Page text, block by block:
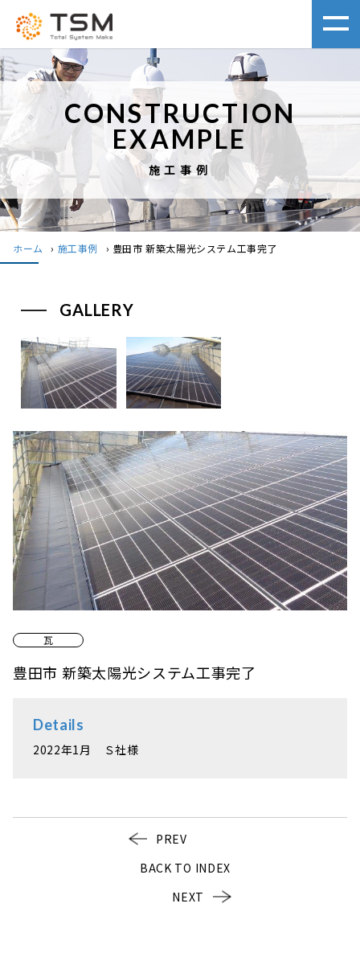
CONSTRUCTION
EXAMPLE
施工事例
ホーム › 施工事例 › 豊田市 新築太陽光システム工事完了
瓦
豊田市 新築太陽光システム工事完了
Details
2022年1月 Ｓ社様
GALLERY
PREV
BACK TO INDEX
NEXT